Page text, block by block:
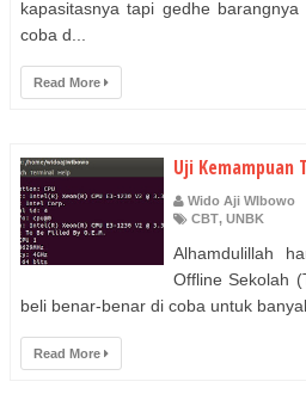
kapasitasnya tapi gedhe
coba d...
Read More
Uji Kemampuan
Wido Aji WIbowo
CBT, UNBK
Alhamdulillah
Offline Sekolah
beli benar-benar di coba untuk
Read More